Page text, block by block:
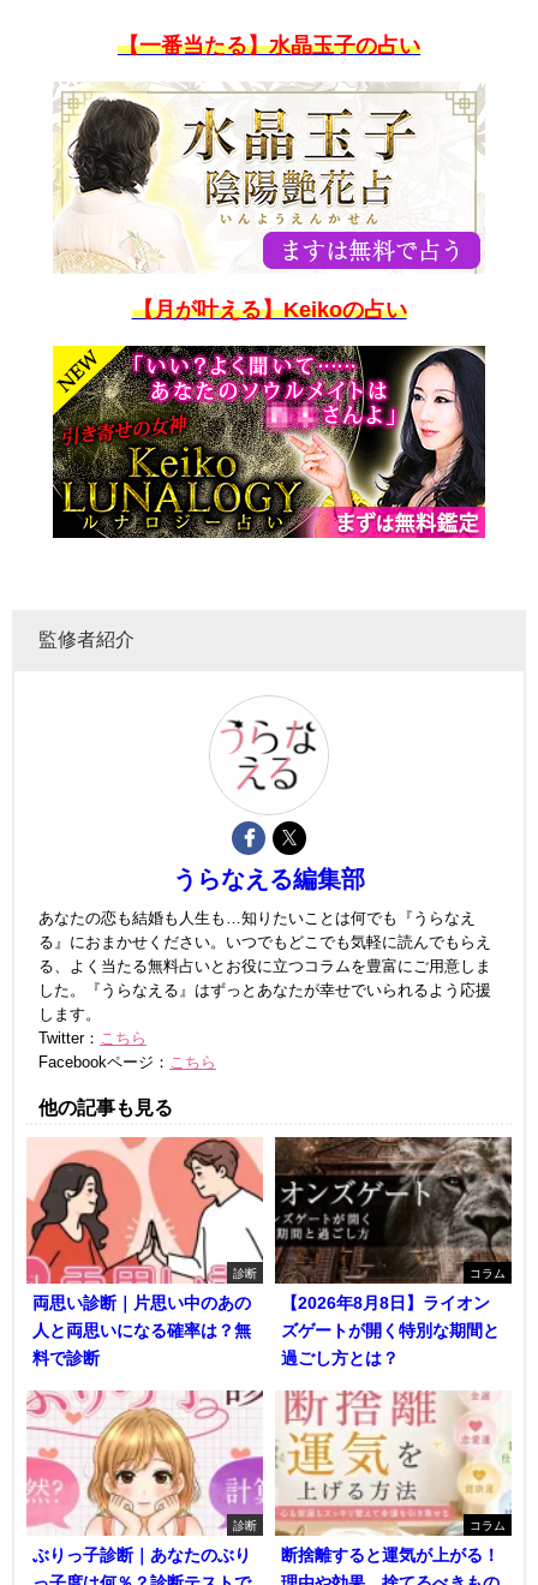
【一番当たる】水晶玉子の占い
【月が叶える】Keikoの占い
監修者紹介
うらなえる編集部
あなたの恋も結婚も人生も…知りたいことは何でも『うらなえ
る』におまかせください。いつでもどこでも気軽に読んでもらえ
る、よく当たる無料占いとお役に立つコラムを豊富にご用意しま
した。『うらなえる』はずっとあなたが幸せでいられるよう応援
します。
Twitter：
こちら
Facebookページ：
こちら
他の記事も見る
診断
両思い診断｜片思い中のあの
人と両思いになる確率は？無
料で診断
コラム
【2026年8月8日】ライオン
ズゲートが開く特別な期間と
過ごし方とは？
診断
ぶりっ子診断｜あなたのぶり
コラム
断捨離すると運気が上がる！